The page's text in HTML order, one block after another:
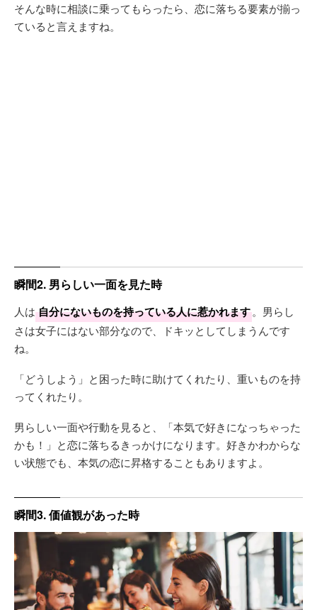
そんな時に相談に乗ってもらったら、恋に落ちる要素が揃っ
ていると言えますね。
瞬間2. 男らしい一面を見た時
人は 自分にないものを持っている人に惹かれます。男らし
さは女子にはない部分なので、ドキッとしてしまうんです
ね。
「どうしよう」と困った時に助けてくれたり、重いものを持
ってくれたり。
男らしい一面や行動を見ると、「本気で好きになっちゃった
かも！」と恋に落ちるきっかけになります。好きかわからな
い状態でも、本気の恋に昇格することもありますよ。
瞬間3. 価値観があった時